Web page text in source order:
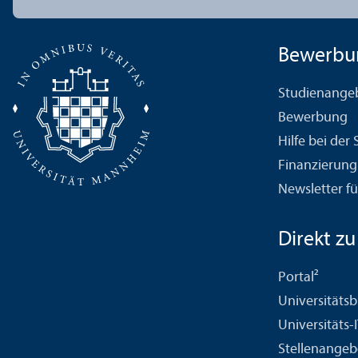
Bewerbung
Hilfe bei der
Finanzierung
Newsletter
Direkt zu
Portal²
Universitäts-